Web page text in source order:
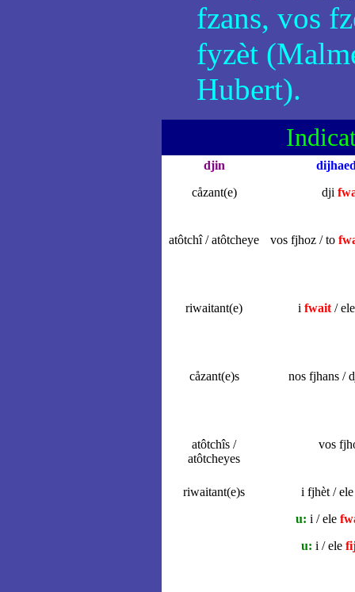
fzans, vos
fyzèt
Hubert).
djin
cåzant(e)
dji
atôtchî / atôtcheye vos fjhoz / to
riwaitant(e) i fwait/
cåzant(e)s nos fjhans /
atôtchîs /
atôtcheyes
vos
riwaitant(e)s
i fjhèt /
u: i / ele
u: i / ele